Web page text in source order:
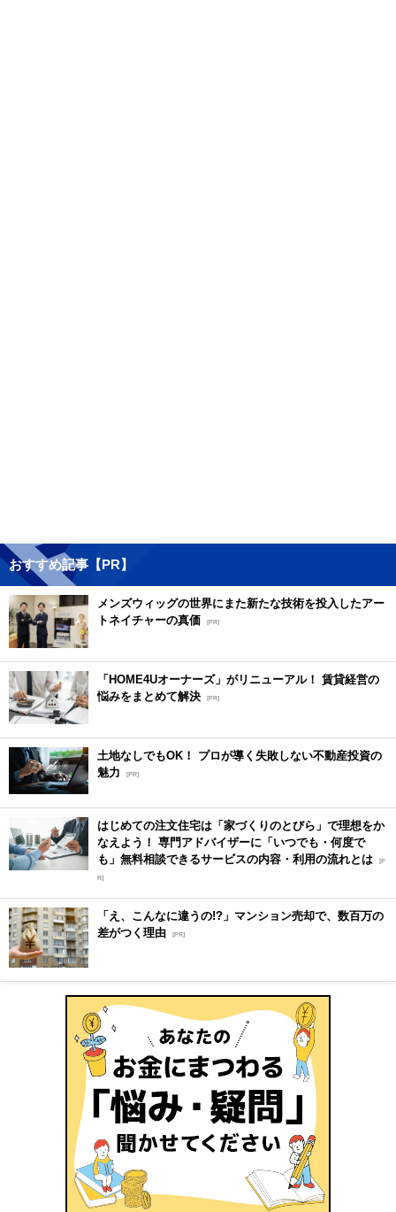
おすすめ記事【PR】
メンズウィッグの世界にまた新たな技術を投入したアー
トネイチャーの真価
[PR]
「HOME4Uオーナーズ」がリニューアル！ 賃貸経営の
悩みをまとめて解決 [PR]
土地なしでもOK！ プロが導く失敗しない不動産投資の
魅力
[PR]
はじめての注文住宅は「家づくりのとびら」で理想をか
なえよう！ 専門アドバイザーに「いつでも・何度で
も」無料相談できるサービスの内容・利用の流れとは [P
R]
「え、こんなに違うの!?」マンション売却で、数百万の
差がつく理由 [PR]